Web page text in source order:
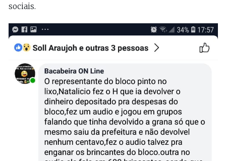
sociais.